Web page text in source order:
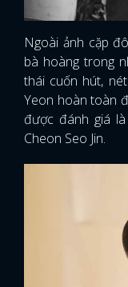
Ngoài ảnh cặp
bà hoàng trong
thái cuốn hút,
Yeon hoàn toàn
được đánh giá
Cheon Seo Jin.